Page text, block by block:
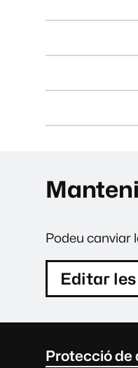
Podeu canviar
Editar
Protecció de